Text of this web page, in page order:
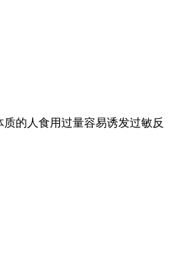
的人食用过量容易诱发过敏反